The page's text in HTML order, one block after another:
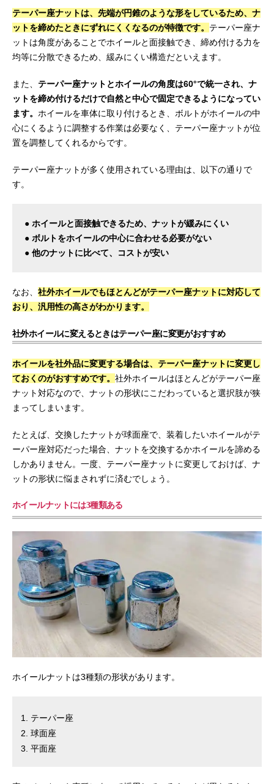
テーパー座ナットは、先端が円錐のような形をしているため、ナ
ットを締めたときにずれにくくなるのが特徴です。 テーパー座ナ
ットは角度があることでホイールと面接触でき、締め付ける力を
均等に分散できるため、緩みにくい構造だといえます。
また、 テーパー座ナットとホイールの角度は60°で統一され、ナ
ットを締め付けるだけで自然と中心で固定できるようになってい
ます。 ホイールを車体に取り付けるとき、ボルトがホイールの中
心にくるように調整する作業は必要なく、テーパー座ナットが位
置を調整してくれるからです。
テーパー座ナットが多く使用されている理由は、以下の通りで
す。
● ホイールと面接触できるため、ナットが緩みにくい
● ボルトをホイールの中心に合わせる必要がない
● 他のナットに比べて、コストが安い
なお、 社外ホイールでもほとんどがテーパー座ナットに対応して
おり、汎用性の高さがわかります。
社外ホイールに変えるときはテーパー座に変更がおすすめ
ホイールを社外品に変更する場合は、テーパー座ナットに変更し
ておくのがおすすめです。 社外ホイールはほとんどがテーパー座
ナット対応なので、ナットの形状にこだわっていると選択肢が狭
まってしまいます。
たとえば、交換したナットが球面座で、装着したいホイールがテ
ーパー座対応だった場合、ナットを交換するかホイールを諦める
しかありません。一度、テーパー座ナットに変更しておけば、ナ
ットの形状に悩まされずに済むでしょう。
ホイールナットには3種類ある
ホイールナットは3種類の形状があります。
テーパー座
球面座
平面座